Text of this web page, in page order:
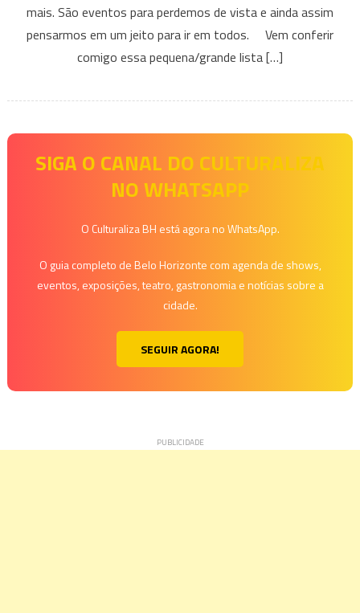
BH
e
Região
semana
18
a
de
mais. São eventos para perdemos de vista e ainda assim
pensarmos em um jeito para ir em todos. Vem conferir
comigo essa pequena/grande lista […]
SIGA O CANAL DO CULTURALIZA
NO WHATSAPP
O Culturaliza BH está agora no WhatsApp.
O guia completo de Belo Horizonte com agenda de shows,
eventos, exposições, teatro, gastronomia e notícias sobre a
cidade.
SEGUIR AGORA!